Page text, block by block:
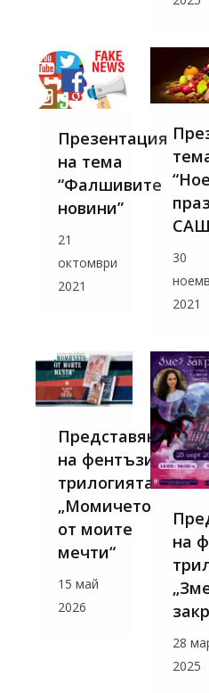
Презентация
на тема
“Фалшивите
новини”
21
октомври
2021
30
2021
Представяне
на фентъзи
трилогията
„Момичето
от моите
мечти“
15 май
2026
на
28
2025